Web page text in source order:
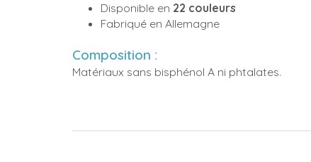
Disponible en 22 couleurs
Fabriqué en Allemagne
Composition :
Matériaux sans bisphénol A ni phtalates.